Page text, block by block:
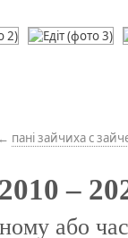
← пані зайчиха с
–
або